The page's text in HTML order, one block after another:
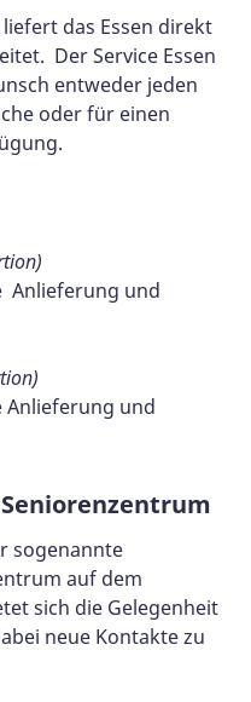
das Essen direkt
Der Service Essen
entweder jeden
oder für einen
Anlieferung und
Anlieferung und
sogenannte
auf dem
sich die Gelegenheit
neue Kontakte zu